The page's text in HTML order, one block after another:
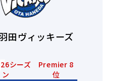
田ヴィッキーズ
シーズ
ン
Premier 8
位